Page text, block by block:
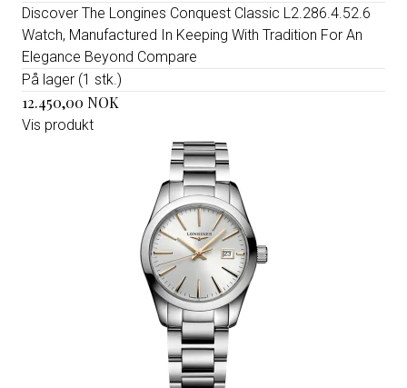
Discover The Longines Conquest Classic L2.286.4.52.6
Watch, Manufactured In Keeping With Tradition For An
Elegance Beyond Compare
På lager (1 stk.)
12.450,00 NOK
Vis produkt